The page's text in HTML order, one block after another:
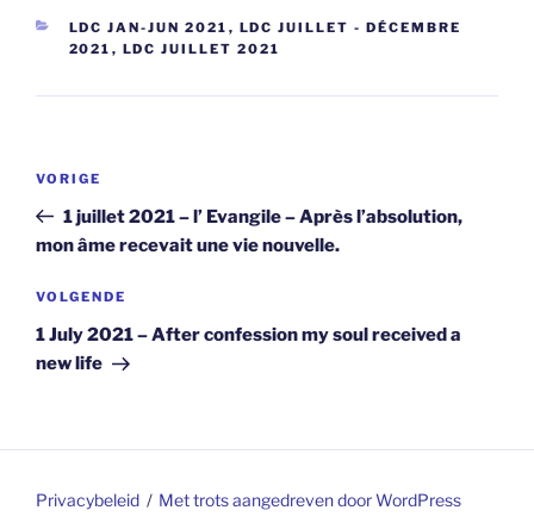
CATEGORIEËN
LDC JAN-JUN 2021 , LDC JUILLET - DÉCEMBRE
2021 , LDC JUILLET 2021
Vorig
bericht
VORIGE
1 juillet 2021 – l’ Evangile – Après l’absolution,
mon âme recevait une vie nouvelle.
Volgend
bericht
VOLGENDE
1 July 2021 – After confession my soul received a
new life
Privacybeleid Met trots aangedreven door WordPress